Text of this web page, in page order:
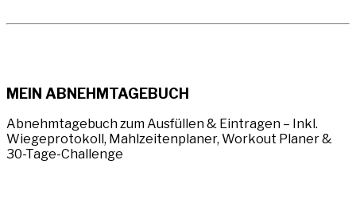
MEIN ABNEHMTAGEBUCH
Abnehmtagebuch zum Ausfüllen & Eintragen – Inkl.
Wiegeprotokoll, Mahlzeitenplaner, Workout Planer &
30-Tage-Challenge